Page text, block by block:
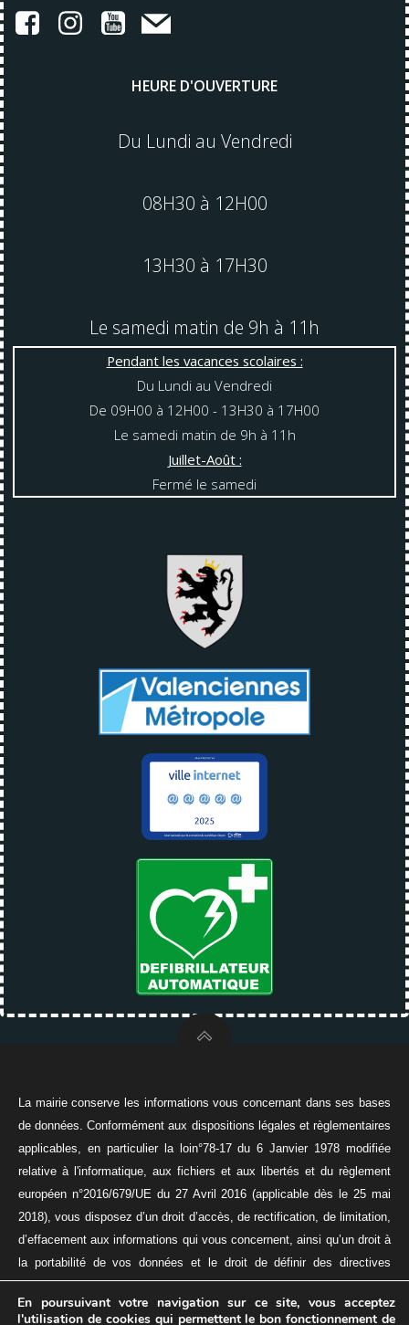
HEURE D'OUVERTURE
Du Lundi au Vendredi
08H30 à 12H00
13H30 à 17H30
Le samedi matin de 9h à 11h
Pendant les vacances scolaires :
Du Lundi au Vendredi
De 09H00 à 12H00 - 13H30 à 17H00
Le samedi matin de 9h à 11h
Juillet-Août :
Fermé le samedi
La mairie conserve les informations vous concernant dans ses bases
de données. Conformément aux dispositions légales et règlementaires
applicables, en particulier la loin°78-17 du 6 Janvier 1978 modifiée
relative à l'informatique, aux fichiers et aux libertés et du règlement
européen n°2016/679/UE du 27 Avril 2016 (applicable dès le 25 mai
2018), vous disposez d’un droit d’accès, de rectification, de limitation,
d’effacement aux informations qui vous concernent, ainsi qu’un droit à
la portabilité de vos données et le droit de définir des directives
relatives à la conservation, à l’effacement, et à la communication de
vos données à caractère personnel après votre décès.
En poursuivant votre navigation sur ce site, vous acceptez
l'utilisation de cookies qui permettent le bon fonctionnement de